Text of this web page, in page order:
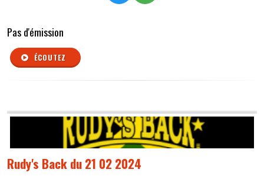
Pas d'émission
ÉCOUTEZ
Rudy's Back du 21 02 2024